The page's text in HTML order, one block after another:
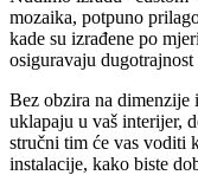
mozaika, potpuno
kade su izrađene po
osiguravaju dugotrajnost
Bez obzira na dimenzije
uklapaju u vaš interijer,
stručni tim će vas voditi
instalacije, kako biste